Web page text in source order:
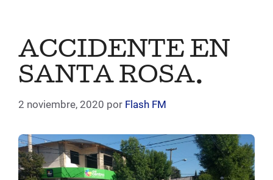
ACCIDENTE EN
SANTA ROSA.
2 noviembre, 2020 por Flash FM